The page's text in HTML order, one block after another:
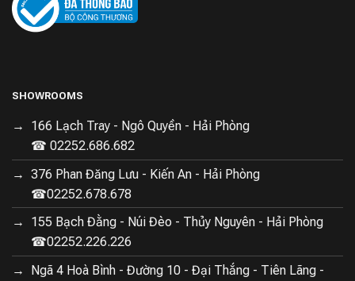
SHOWROOMS
166 Lạch Tray - Ngô Quyền - Hải Phòng
☎ 02252.686.682
376 Phan Đăng Lưu - Kiến An - Hải Phòng
☎02252.678.678
155 Bạch Đằng - Núi Đèo - Thủy Nguyên - Hải Phòng
☎02252.226.226
Ngã 4 Hoà Bình - Đường 10 - Đại Thắng - Tiên Lãng -